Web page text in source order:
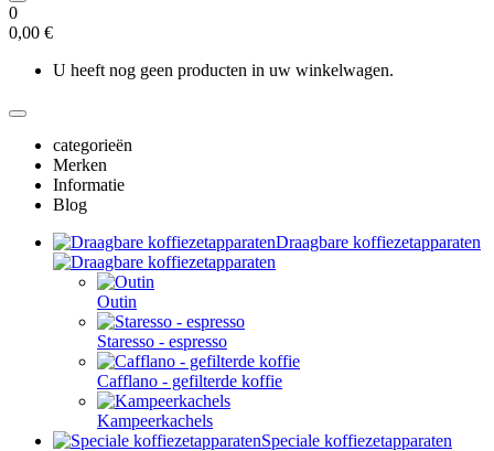
0
0,00 €
U heeft nog geen producten in uw winkelwagen.
categorieën
Merken
Informatie
Blog
Draagbare koffiezetapparaten
Outin
Staresso - espresso
Cafflano - gefilterde koffie
Kampeerkachels
Speciale koffiezetapparaten